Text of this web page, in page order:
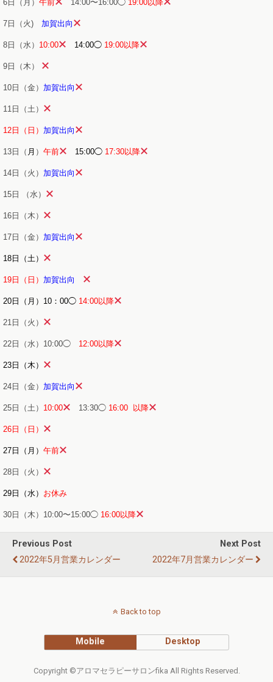
6日（月）午前 14:00〜16:00◯ 19:00以降
7日（火) 加賀出向
8日（水） 10:00 14:00◯19:00以降
9日（木）
10日（金） 加賀出向
11日（土）
12日（日） 加賀出向
13日（ 月 ）午前 15:00◯ 17:30以降
14日（火） 加賀出向
15日 （水）
16日（木）
17日（金） 加賀出向
18日（土）
19日（日） 加賀出向
20日（月）10：00◯14:00以降
21日（火）
22日（水）10:00◯ 12:00以降
23日（木）
24日（金） 加賀出向
25日（土） 10:00 13:30◯ 16:00 以降
26日（日）
27日（月）午前
28日（火）
29日（水） お休み
30日（木）10:00〜15:00◯ 16:00以降
Previous Post
2022年5月営業カレンダー
Next Post
2022年7月営業カレンダー
Back to top
Mobile Desktop
Copyright ©アロマセラピーサロンfika All Rights Reserved.